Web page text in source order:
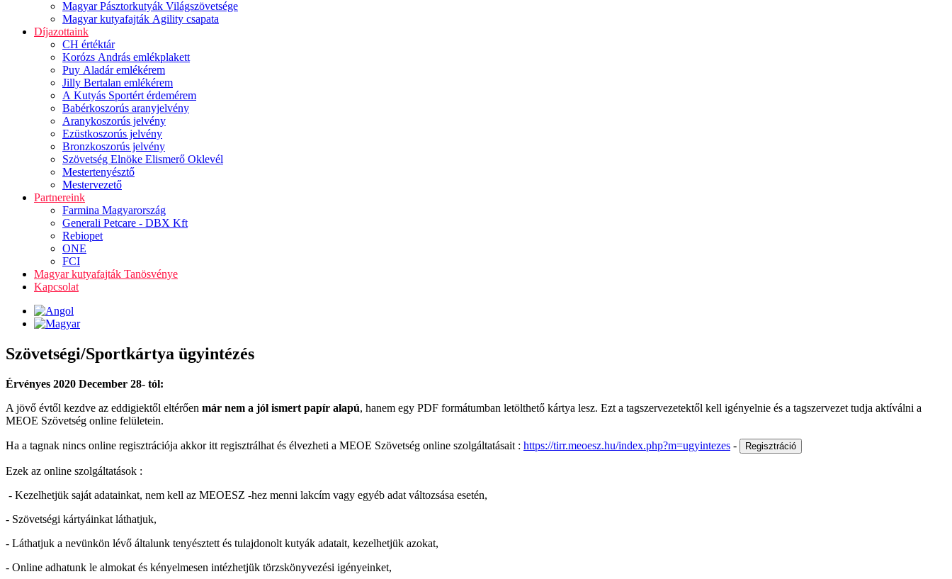
Magyar Pásztorkutyák Világszövetsége
Magyar kutyafajták Agility csapata
Díjazottaink
CH értéktár
Korózs András emlékplakett
Puy Aladár emlékérem
Jilly Bertalan emlékérem
A Kutyás Sportért érdemérem
Babérkoszorús aranyjelvény
Aranykoszorús jelvény
Ezüstkoszorús jelvény
Bronzkoszorús jelvény
Szövetség Elnöke Elismerő Oklevél
Mestertenyésztő
Mestervezető
Partnereink
Farmina Magyarország
Generali Petcare - DBX Kft
Rebiopet
ONE
FCI
Magyar kutyafajták Tanösvénye
Kapcsolat
Szövetségi/Sportkártya ügyintézés
Érvényes 2020 December 28- tól:
A jövő évtől kezdve az eddigiektől eltérően már nem a jól ismert papír alapú, hanem egy PDF formátumban letölthető kártya lesz. Ezt a tagszervezetektől kell igényelnie és a tagszervezet tudja aktíválni a
MEOE Szövetség online felületein.
Ha a tagnak nincs online regisztrációja akkor itt regisztrálhat és élvezheti a MEOE Szövetség online szolgáltatásait : https://tirr.meoesz.hu/index.php?m=ugyintezes -
Ezek az online szolgáltatások :
- Kezelhetjük saját adatainkat, nem kell az MEOESZ -hez menni lakcím vagy egyéb adat változsása esetén,
- Szövetségi kártyáinkat láthatjuk,
- Láthatjuk a nevünkön lévő általunk tenyésztett és tulajdonolt kutyák adatait, kezelhetjük azokat,
- Online adhatunk le almokat és kényelmesen intézhetjük törzskönyvezési igényeinket,